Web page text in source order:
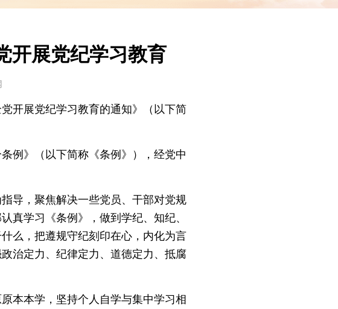
开展党纪学习教育
展党纪学习教育的通知》（以下简
例》（以下简称《条例》），经党中
导，聚焦解决一些党员、干部对党规
真学习《条例》，做到学纪、知纪、
么，把遵规守纪刻印在心，内化为言
治定力、纪律定力、道德定力、抵腐
本学，坚持个人自学与集中学习相